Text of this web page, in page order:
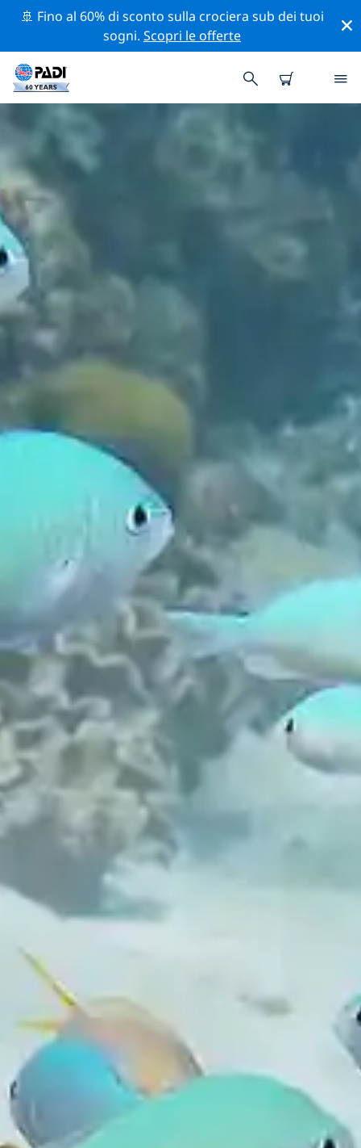
🚢 Fino al 60% di sconto sulla crociera sub dei tuoi
sogni.Scopri le offerte